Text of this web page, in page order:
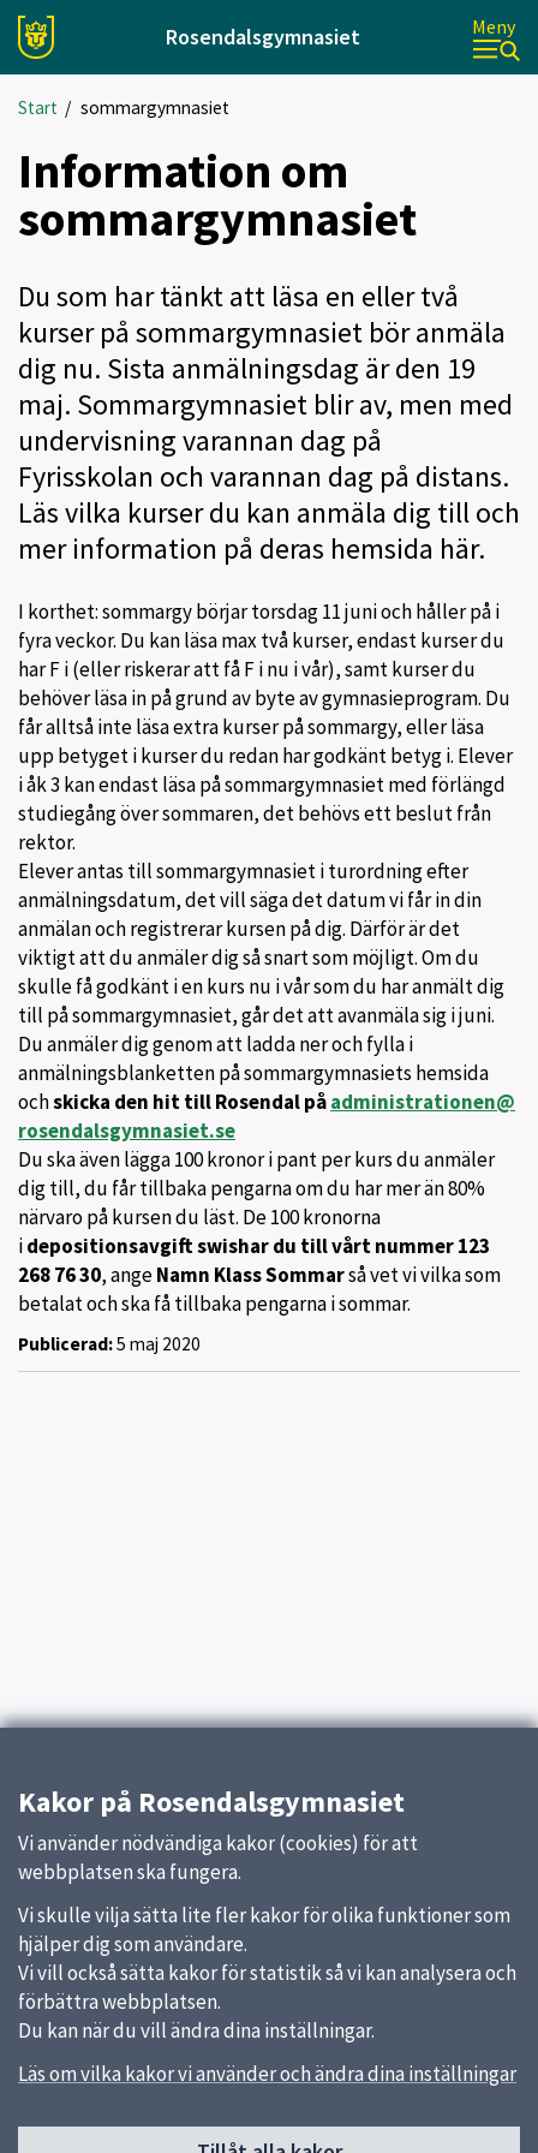
Rosendalsgymnasiet Meny
Start / sommargymnasiet
Information om
sommargymnasiet
Du som har tänkt att läsa en eller två
kurser på sommargymnasiet bör anmäla
dig nu. Sista anmälningsdag är den 19
maj. Sommargymnasiet blir av, men med
undervisning varannan dag på
Fyrisskolan och varannan dag på distans.
Läs vilka kurser du kan anmäla dig till och
mer information på deras hemsida här.
I korthet: sommargy börjar torsdag 11 juni och håller på i
fyra veckor. Du kan läsa max två kurser, endast kurser du
har F i (eller riskerar att få F i nu i vår), samt kurser du
behöver läsa in på grund av byte av gymnasieprogram. Du
får alltså inte läsa extra kurser på sommargy, eller läsa
upp betyget i kurser du redan har godkänt betyg i. Elever
i åk 3 kan endast läsa på sommargymnasiet med förlängd
studiegång över sommaren, det behövs ett beslut från
rektor.
Elever antas till sommargymnasiet i turordning efter
anmälningsdatum, det vill säga det datum vi får in din
anmälan och registrerar kursen på dig. Därför är det
viktigt att du anmäler dig så snart som möjligt. Om du
skulle få godkänt i en kurs nu i vår som du har anmält dig
till på sommargymnasiet, går det att avanmäla sig i juni.
Du anmäler dig genom att ladda ner och fylla i
anmälningsblanketten på sommargymnasiets hemsida
ochskicka den hit till Rosendal påadministrationen@
rosendalsgymnasiet.se
Du ska även lägga 100 kronor i pant per kurs du anmäler
dig till, du får tillbaka pengarna om du har mer än 80%
närvaro på kursen du läst. De 100 kronorna
idepositionsavgift swishar du till vårt nummer 123
268 76 30, angeNamn Klass Sommarså vet vi vilka som
betalat och ska få tillbaka pengarna i sommar.
Publicerad:5 maj 2020
Kakor på Rosendalsgymnasiet
Vi använder nödvändiga kakor (cookies) för att
webbplatsen ska fungera.
Vi skulle vilja sätta lite fler kakor för olika funktioner som
hjälper dig som användare.
Vi vill också sätta kakor för statistik så vi kan analysera och
förbättra webbplatsen.
Du kan när du vill ändra dina inställningar.
Läs om vilka kakor vi använder och ändra dina inställningar